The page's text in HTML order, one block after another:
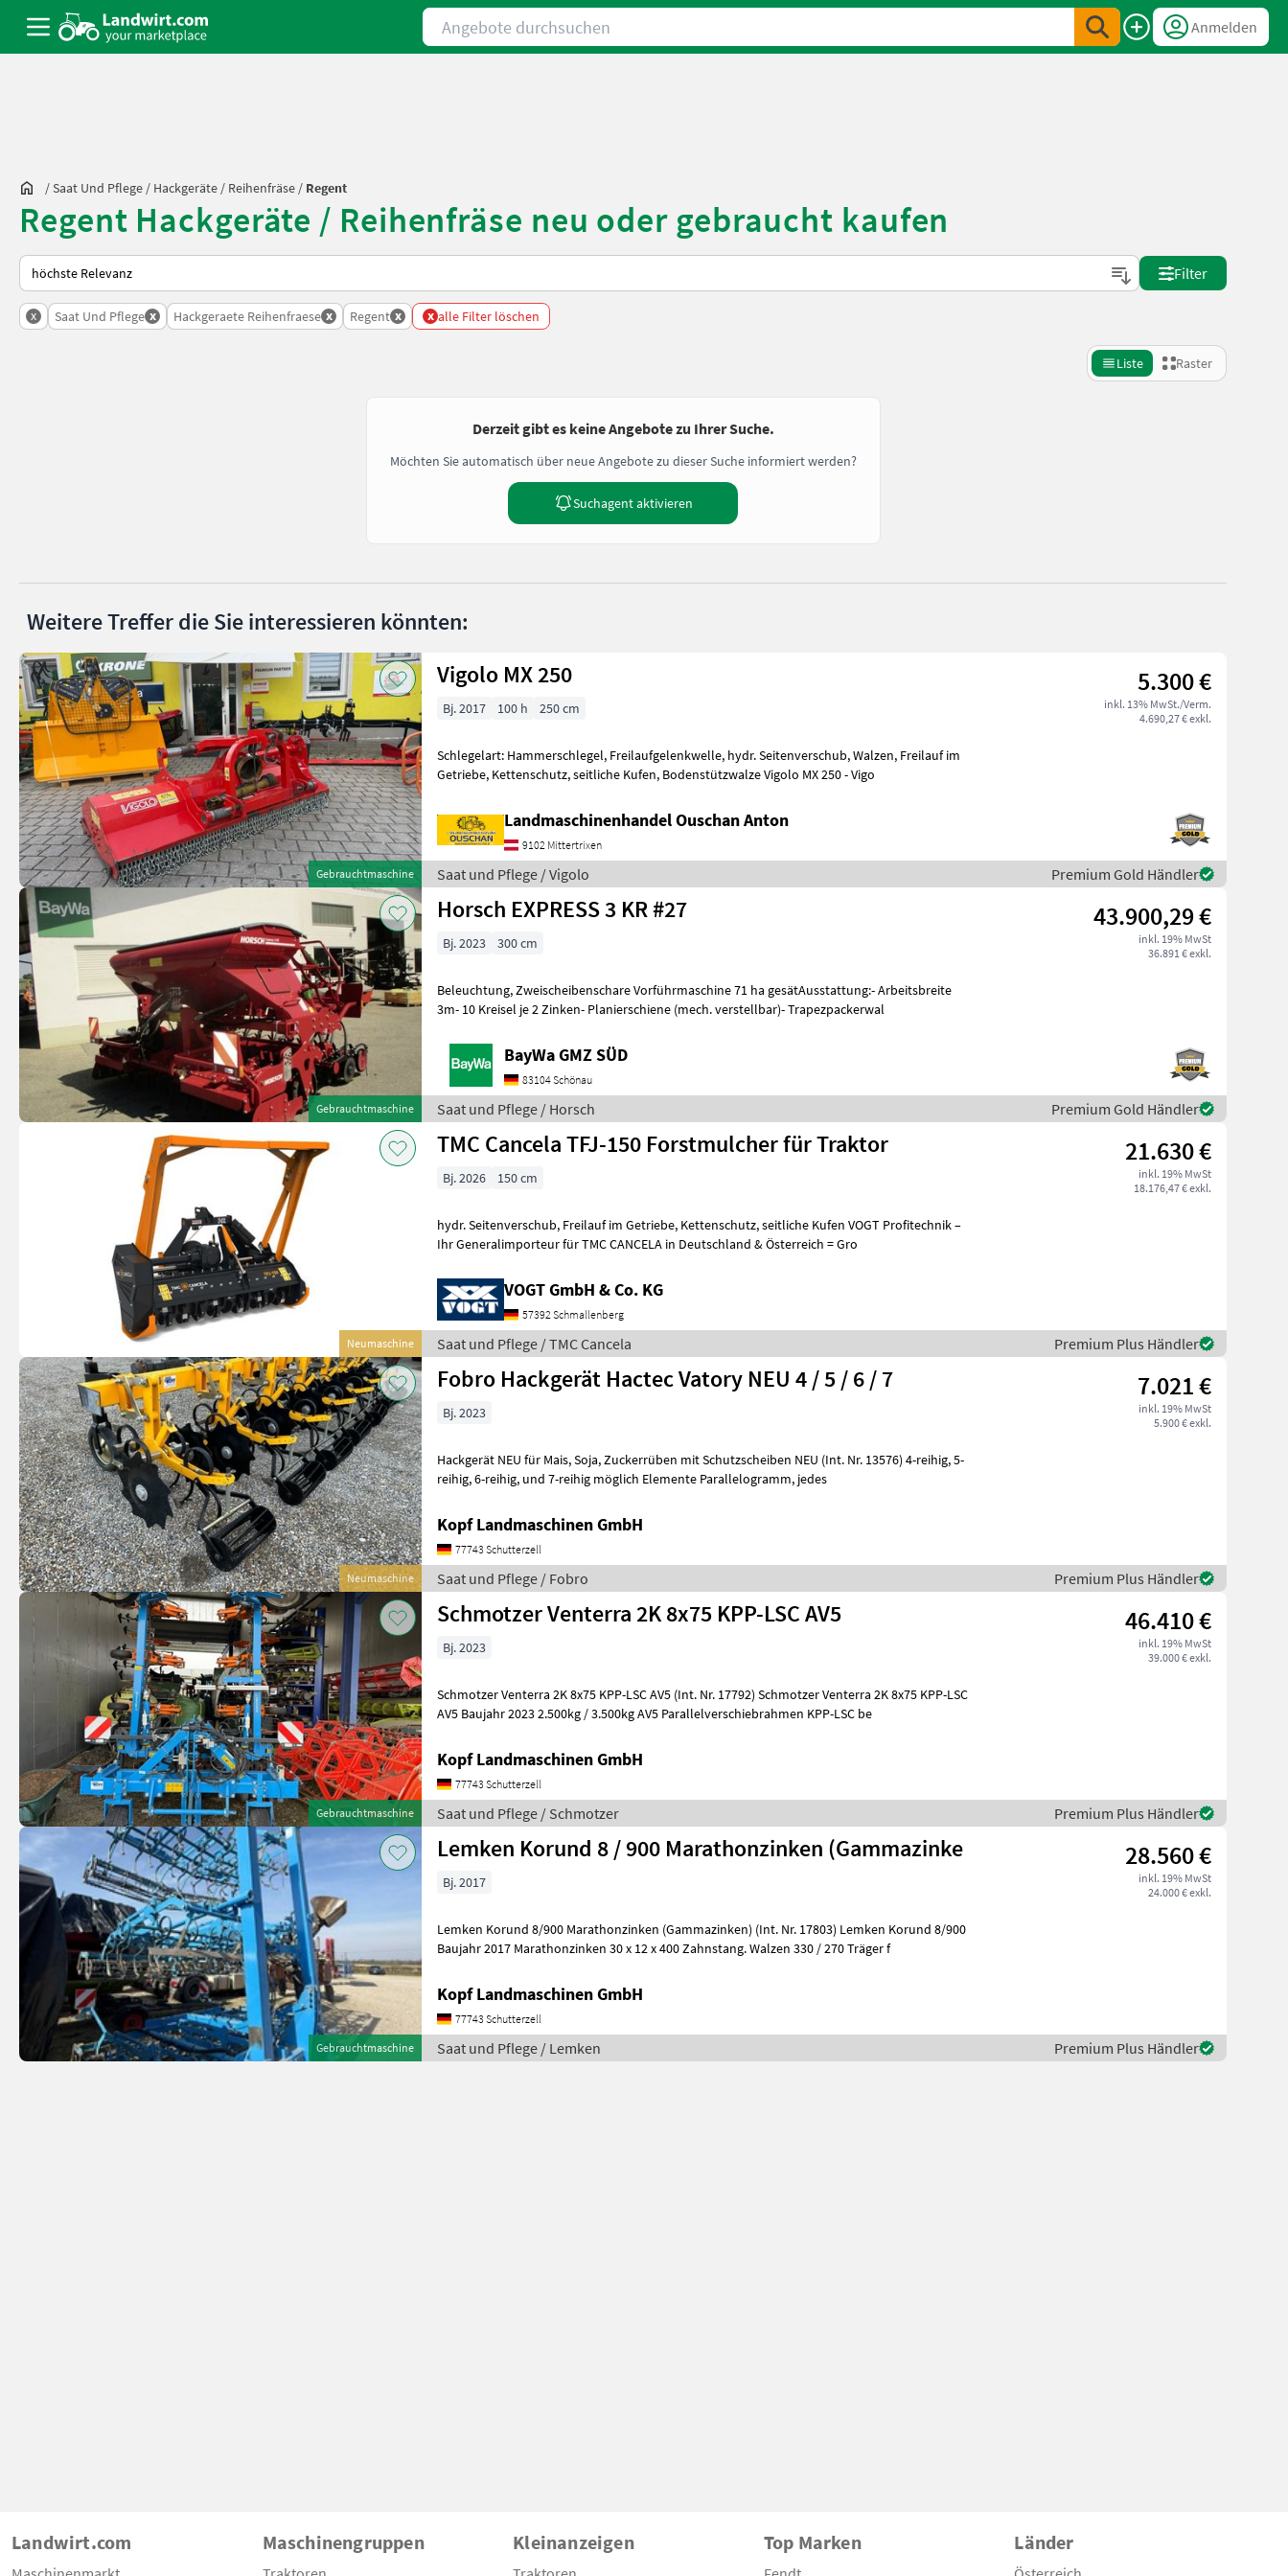
Angebote durchsuchen
Anmelden
/Saat Und Pflege / Hackgeräte / Reihenfräse / Regent
Regent Hackgeräte / Reihenfräse neu oder gebraucht kaufen
So wird auf Landwirt.com sortiert
Filter
x Saat Und Pflege x Hackgeraete Reihenfraese x Regent x x alle Filter löschen
Liste Raster
Derzeit gibt es keine Angebote zu Ihrer Suche.
Möchten Sie automatisch über neue Angebote zu dieser Suche informiert werden?
Suchagent aktivieren
Weitere Treffer die Sie interessieren könnten:
Gebrauchtmaschine
Vigolo MX 250 5.300 €
inkl. 13% MwSt./Verm.
4.690,27 € exkl.
Bj. 2017 100 h 250 cm
Schlegelart: Hammerschlegel, Freilaufgelenkwelle, hydr. Seitenverschub, Walzen, Freilauf im
Getriebe, Kettenschutz, seitliche Kufen, Bodenstützwalze Vigolo MX 250 - Vigo
Landmaschinenhandel Ouschan Anton
9102 Mittertrixen
Saat und Pflege / Vigolo Premium Gold Händler
Gebrauchtmaschine
Horsch EXPRESS 3 KR #27 43.900,29 €
inkl. 19% MwSt
36.891 € exkl.
Bj. 2023 300 cm
Beleuchtung, Zweischeibenschare Vorführmaschine 71 ha gesätAusstattung:- Arbeitsbreite
3m- 10 Kreisel je 2 Zinken- Planierschiene (mech. verstellbar)- Trapezpackerwal
BayWa GMZ SÜD
83104 Schönau
Saat und Pflege / Horsch Premium Gold Händler
Neumaschine
TMC Cancela TFJ-150 Forstmulcher für Traktor 21.630 €
inkl. 19% MwSt
18.176,47 € exkl.
Bj. 2026 150 cm
hydr. Seitenverschub, Freilauf im Getriebe, Kettenschutz, seitliche Kufen VOGT Profitechnik –
Ihr Generalimporteur für TMC CANCELA in Deutschland & Österreich = Gro
VOGT GmbH & Co. KG
57392 Schmallenberg
Saat und Pflege / TMC Cancela Premium Plus Händler
Neumaschine
Fobro Hackgerät Hactec Vatory NEU 4 / 5 / 6 / 7 7.021 €
inkl. 19% MwSt
5.900 € exkl.
Bj. 2023
Hackgerät NEU für Mais, Soja, Zuckerrüben mit Schutzscheiben NEU (Int. Nr. 13576) 4-reihig, 5-
reihig, 6-reihig, und 7-reihig möglich Elemente Parallelogramm, jedes
Kopf Landmaschinen GmbH
77743 Schutterzell
Saat und Pflege / Fobro Premium Plus Händler
Gebrauchtmaschine
Schmotzer Venterra 2K 8x75 KPP-LSC AV5 46.410 €
inkl. 19% MwSt
39.000 € exkl.
Bj. 2023
Schmotzer Venterra 2K 8x75 KPP-LSC AV5 (Int. Nr. 17792) Schmotzer Venterra 2K 8x75 KPP-LSC
AV5 Baujahr 2023 2.500kg / 3.500kg AV5 Parallelverschiebrahmen KPP-LSC be
Kopf Landmaschinen GmbH
77743 Schutterzell
Saat und Pflege / Schmotzer Premium Plus Händler
Gebrauchtmaschine
Lemken Korund 8 / 900 Marathonzinken (Gammazinke 28.560 €
inkl. 19% MwSt
24.000 € exkl.
Bj. 2017
Lemken Korund 8/900 Marathonzinken (Gammazinken) (Int. Nr. 17803) Lemken Korund 8/900
Baujahr 2017 Marathonzinken 30 x 12 x 400 Zahnstang. Walzen 330 / 270 Träger f
Kopf Landmaschinen GmbH
77743 Schutterzell
Saat und Pflege / Lemken Premium Plus Händler
Landwirt.com Maschinengruppen Kleinanzeigen Top Marken Länder